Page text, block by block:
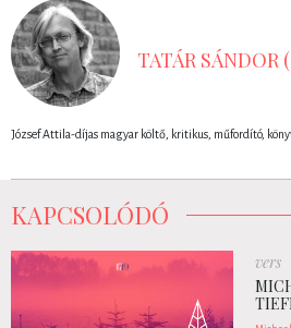
TATÁR SÁNDOR
József Attila-díjas magyar költő, kritikus, műfordító,
KAPCSOLÓDÓ
vers